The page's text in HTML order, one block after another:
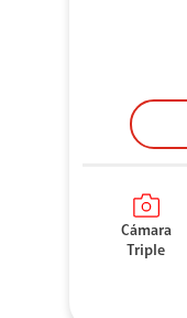
Cámara
Triple